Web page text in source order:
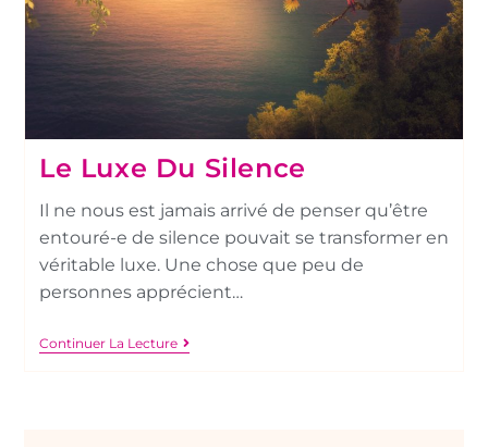
Le Luxe Du Silence
Il ne nous est jamais arrivé de penser qu’être
entouré-e de silence pouvait se transformer en
véritable luxe. Une chose que peu de
personnes apprécient…
Continuer La Lecture